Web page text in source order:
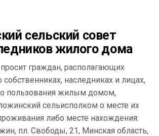
сельский совет
жилого дома
граждан, располагающих
наследниках и лицах,
пользования жилым домом,
сельисполком о месте их
либо месте нахождения:
пл. Свободы, 21, Минская область,